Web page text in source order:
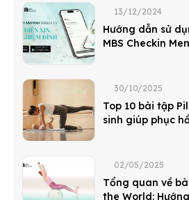
13/12/2024
Hướng dẫn sử
MBS Checkin
30/10/2025
Top 10 bài tập
sinh giúp phục
02/05/2025
Tổng quan về
the World: